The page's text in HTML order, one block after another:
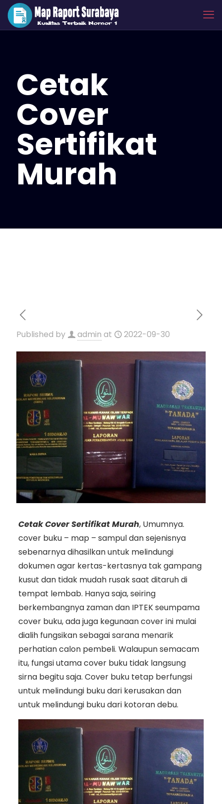
Cetak
Cover
Sertifikat
Murah
Published by admin at 2022-09-30
Cetak Cover Sertifikat Murah, Umumnya.
cover buku – map – sampul dan sejenisnya
sebenarnya dihasilkan untuk melindungi
dokumen agar kertas-kertasnya tak gampang
kusut dan tidak mudah rusak saat ditaruh di
tempat lembab. Hanya saja, seiring
berkembangnya zaman dan IPTEK seumpama
cover buku, ada juga kegunaan cover ini mulai
dialih fungsikan sebagai sarana menarik
perhatian calon pembeli. Walaupun semacam
itu, fungsi utama cover buku tidak langsung
sirna begitu saja. Cover buku tetap berfungsi
untuk melindungi buku dari kerusakan dan
untuk melindungi buku dari kotoran debu.